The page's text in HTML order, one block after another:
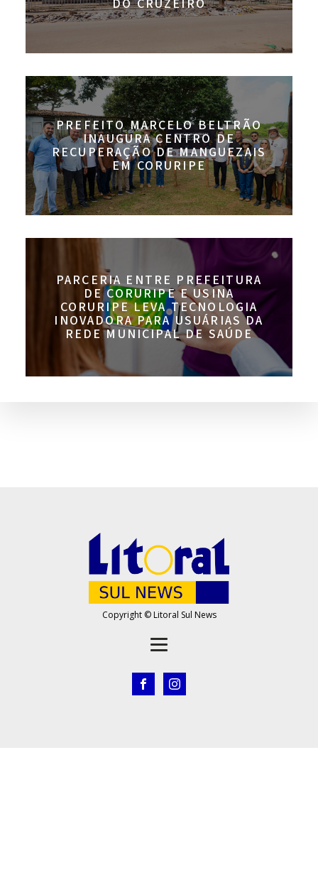
DO CRUZEIRO
PREFEITO MARCELO BELTRÃO
INAUGURA CENTRO DE
RECUPERAÇÃO DE MANGUEZAIS
EM CORURIPE
PARCERIA ENTRE PREFEITURA
DE CORURIPE E USINA
CORURIPE LEVA TECNOLOGIA
INOVADORA PARA USUÁRIAS DA
REDE MUNICIPAL DE SAÚDE
Copyright © Litoral Sul News